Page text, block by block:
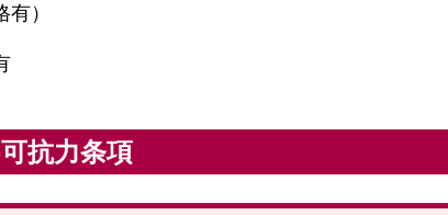
）
抗力条項